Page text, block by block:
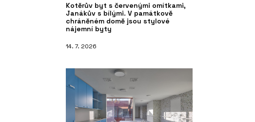
Kotěrův byt s červenými omítkami,
Janákův s bílými. V památkově
chráněném domě jsou stylové
nájemní byty
14. 7. 2026